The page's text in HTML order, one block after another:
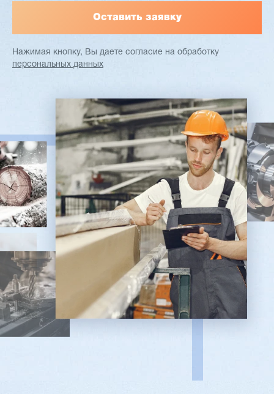
Нажимая кнопку, Вы даете согласие на обработку
персональных данных